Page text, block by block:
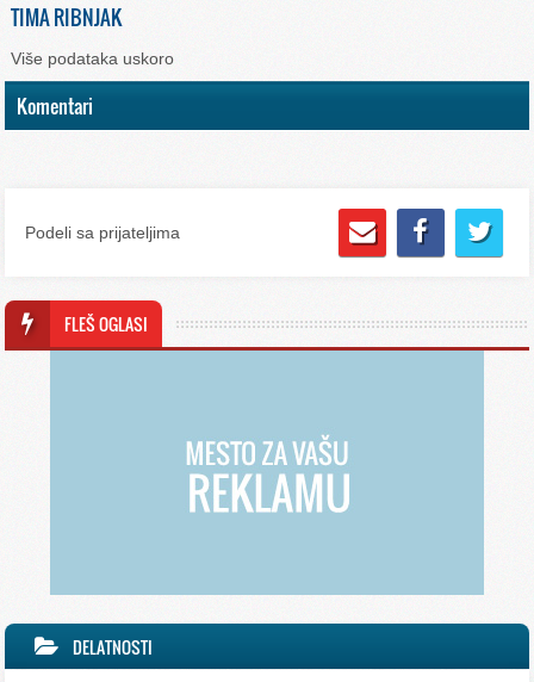
TIMA RIBNJAK
Više podataka uskoro
Komentari
Podeli sa prijateljima
FLEŠ OGLASI
DELATNOSTI